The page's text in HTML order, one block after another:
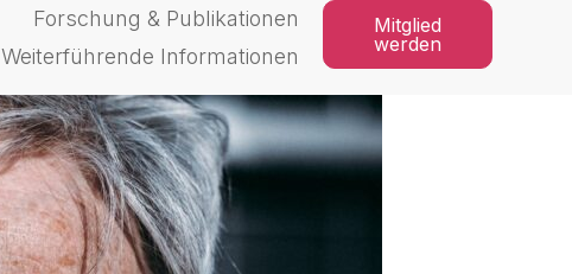
Forschung & Publikationen
Weiterführende Informationen
Mitglied
werden